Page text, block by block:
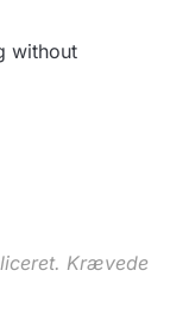
without
Krævede